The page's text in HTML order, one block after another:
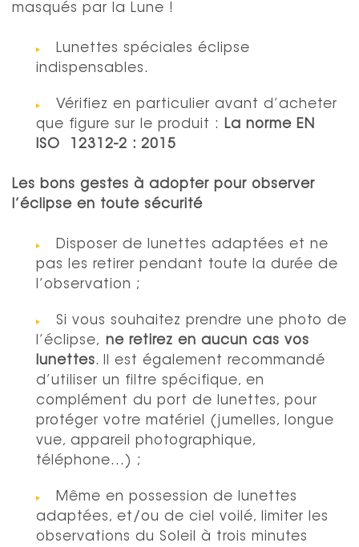
masqués par la Lune !
Lunettes spéciales éclipse
indispensables.
Vérifiez en particulier avant d’acheter
que figure sur le produit :
La norme EN
ISO 12312-2 : 2015
Les bons gestes à adopter pour observer
l’éclipse en toute sécurité
Disposer de lunettes adaptées et ne
pas les retirer pendant toute la durée de
l’observation ;
Si vous souhaitez prendre une photo de
l’éclipse, ne retirez en aucun cas vos
lunettes. Il est également recommandé
d’utiliser un filtre spécifique, en
complément du port de lunettes, pour
protéger votre matériel (jumelles, longue
vue, appareil photographique,
téléphone…) ;
Même en possession de lunettes
adaptées, et/ou de ciel voilé, limiter les
observations du Soleil à trois minutes